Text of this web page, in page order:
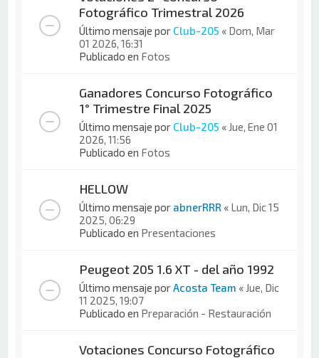
Fotográfico Trimestral 2026
Último mensaje por Club-205 « Dom, Mar
01 2026, 16:31
Publicado en Fotos
Ganadores Concurso Fotográfico
1° Trimestre Final 2025
Último mensaje por Club-205 « Jue, Ene 01
2026, 11:56
Publicado en Fotos
HELLOW
Último mensaje por abnerRRR « Lun, Dic 15
2025, 06:29
Publicado en Presentaciones
Peugeot 205 1.6 XT - del año 1992
Último mensaje porAcosta Team « Jue, Dic
11 2025, 19:07
Publicado en Preparación - Restauración
Votaciones Concurso Fotográfico